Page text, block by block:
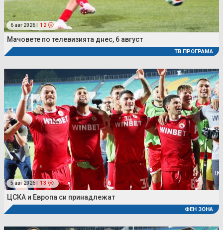
6 авг 2026 | 12
Мачовете по телевизията днес, 6 август
ТВ ПРОГРАМА
5 авг 2026 | 13
ЦСКА и Европа си принадлежат
ФЕН ЗОНА